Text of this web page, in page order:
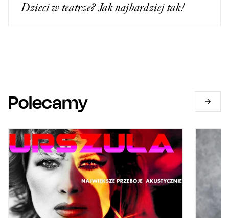
Dzieci w teatrze? Jak najbardziej tak!
Polecamy